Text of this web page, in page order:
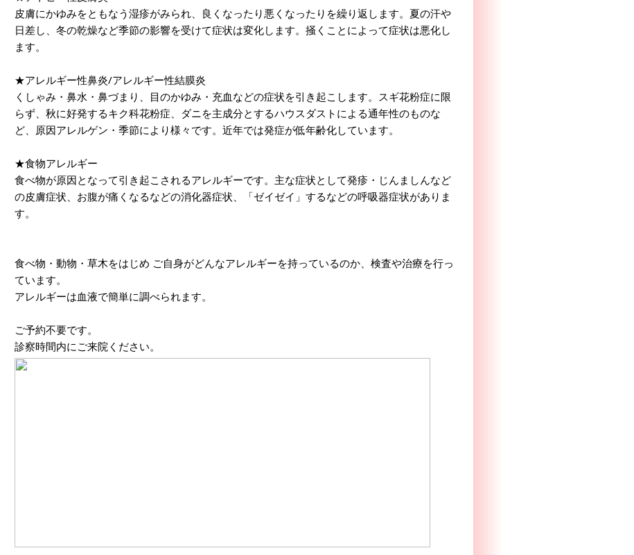
皮膚にかゆみをともなう湿疹がみられ、良くなったり悪くなったりを繰り返します。夏の汗や
日差し、冬の乾燥など季節の影響を受けて症状は変化します。掻くことによって症状は悪化し
ます。
★アレルギー性鼻炎/アレルギー性結膜炎
くしゃみ・鼻水・鼻づまり、目のかゆみ・充血などの症状を引き起こします。スギ花粉症に限
らず、秋に好発するキク科花粉症、ダニを主成分とするハウスダストによる通年性のものな
ど、原因アレルゲン・季節により様々です。近年では発症が低年齢化しています。
★食物アレルギー
食べ物が原因となって引き起こされるアレルギーです。主な症状として発疹・じんましんなど
の皮膚症状、お腹が痛くなるなどの消化器症状、「ゼイゼイ」するなどの呼吸器症状がありま
す。
食べ物・動物・草木をはじめ ご自身がどんなアレルギーを持っているのか、検査や治療を行っ
ています。
アレルギーは血液で簡単に調べられます。
ご予約不要です。
診察時間内にご来院ください。